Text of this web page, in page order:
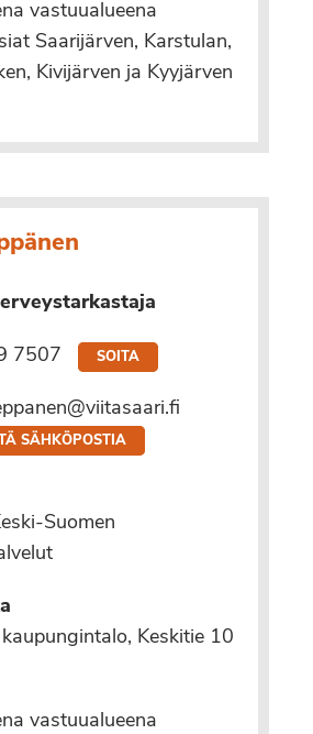
vastuualueena
Saarijärven, Karstulan,
Kivijärven ja Kyyjärven
7507 SOITA
SÄHKÖPOSTIA
Suomen
Keskitie 10
vastuualueena